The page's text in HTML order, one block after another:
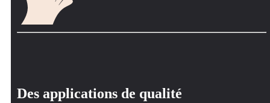
Des applications de qualité